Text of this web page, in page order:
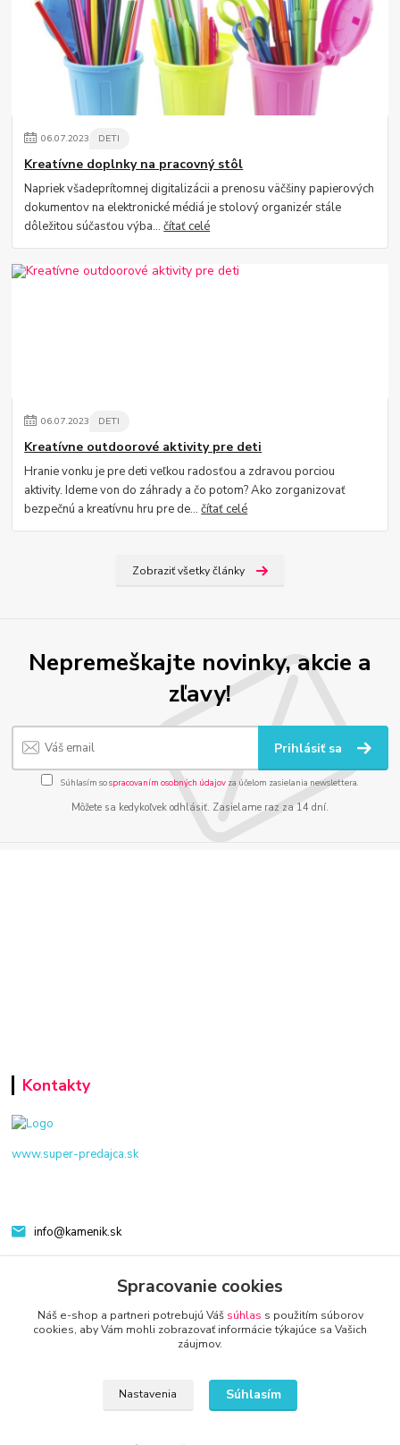
06.07.2023 DETI
Kreatívne doplnky na pracovný stôl
Napriek všadeprítomnej digitalizácii a prenosu väčšiny papierových
dokumentov na elektronické médiá je stolový organizér stále
dôležitou súčasťou výba...čítať celé
06.07.2023 DETI
Kreatívne outdoorové aktivity pre deti
Hranie vonku je pre deti veľkou radosťou a zdravou porciou
aktivity. Ideme von do záhrady a čo potom? Ako zorganizovať
bezpečnú a kreatívnu hru pre de...čítať celé
Zobraziť všetky články
Nepremeškajte novinky, akcie a
zľavy!
Prihlásiť sa
Súhlasím sospracovaním osobných údajov za účelom zasielania newslettera.
Môžete sa kedykoľvek odhlásiť. Zasielame raz za 14 dní.
Kontakty
www.super-predajca.sk
info@kamenik.sk
Spracovanie cookies
Náš e-shop a partneri potrebujú Váš súhlas s použitím súborov
cookies, aby Vám mohli zobrazovať informácie týkajúce sa Vašich
záujmov.
Nastavenia Súhlasím